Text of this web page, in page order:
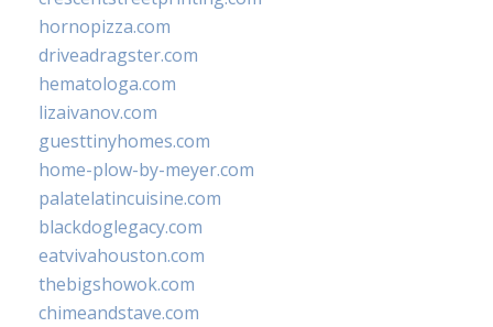
hornopizza.com
driveadragster.com
hematologa.com
lizaivanov.com
guesttinyhomes.com
home-plow-by-meyer.com
palatelatincuisine.com
blackdoglegacy.com
eatvivahouston.com
thebigshowok.com
chimeandstave.com